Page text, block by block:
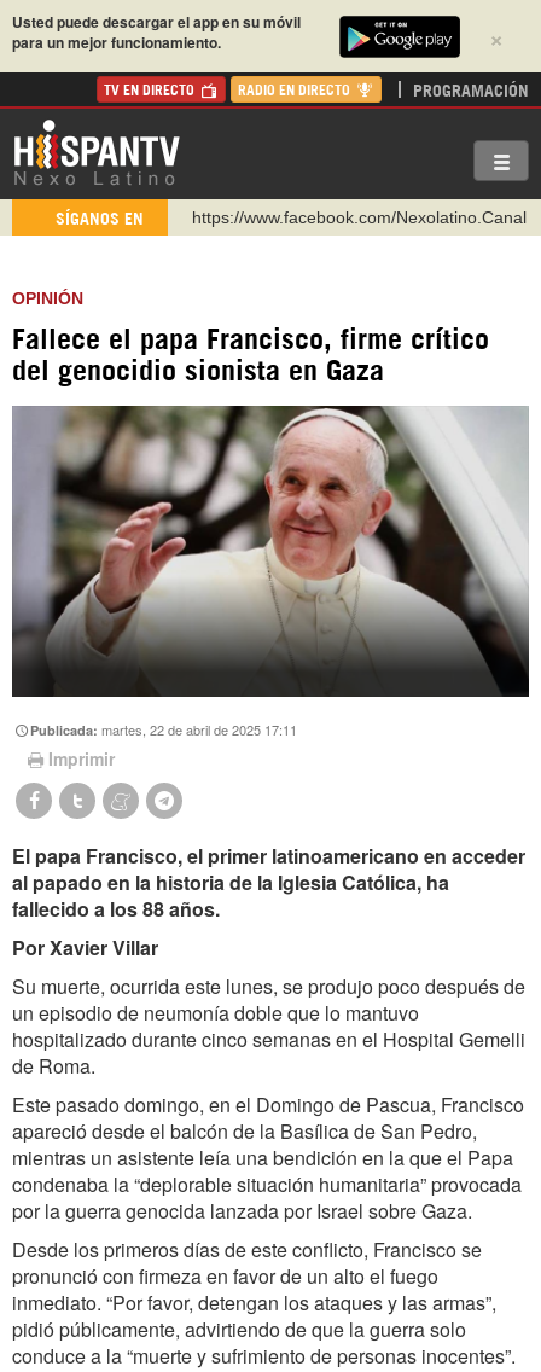
×
Usted puede descargar el app en su móvil
para un mejor funcionamiento.
TV EN DIRECTO RADIO EN DIRECTO PROGRAMACIÓN
SÍGANOS EN https://www.facebook.com/Nexolatino.Canal
https://www.youtube.com/@nexo_latino
https://urmedium.com/c/hispantv
WhatsApp y Viber: +98 921 79 29 404
OPINIÓN
Fallece el papa Francisco, firme crítico
del genocidio sionista en Gaza
Publicada:martes, 22 de abril de 2025 17:11
Imprimir
El papa Francisco, el primer latinoamericano en acceder
al papado en la historia de la Iglesia Católica, ha
fallecido a los 88 años.
Por Xavier Villar
Su muerte, ocurrida este lunes, se produjo poco después de
un episodio de neumonía doble que lo mantuvo
hospitalizado durante cinco semanas en el Hospital Gemelli
de Roma.
Este pasado domingo, en el Domingo de Pascua, Francisco
apareció desde el balcón de la Basílica de San Pedro,
mientras un asistente leía una bendición en la que el Papa
condenaba la “deplorable situación humanitaria” provocada
por la guerra genocida lanzada por Israel sobre Gaza.
Desde los primeros días de este conflicto, Francisco se
pronunció con firmeza en favor de un alto el fuego
inmediato. “Por favor, detengan los ataques y las armas”,
pidió públicamente, advirtiendo de que la guerra solo
conduce a la “muerte y sufrimiento de personas inocentes”.